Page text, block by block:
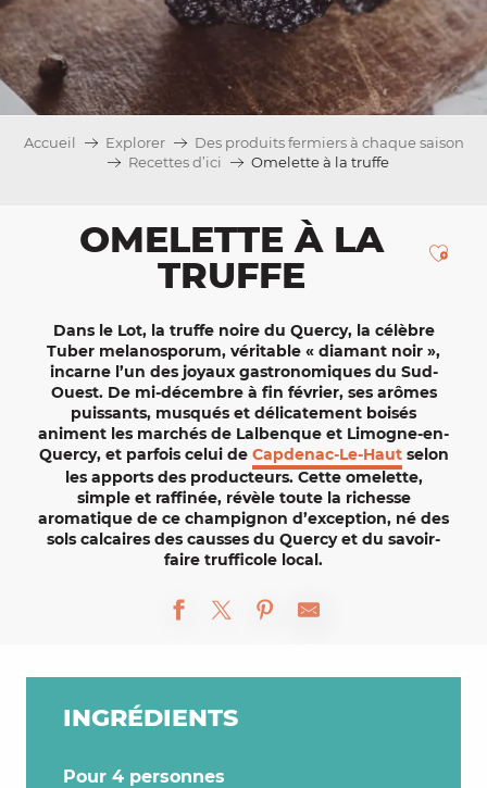
Accueil Explorer
Des produits fermiers à chaque saison
Recettes d’ici
Omelette à la truffe
OMELETTE À LA
TRUFFE
Dans le Lot, la truffe noire du Quercy, la célèbre
Tuber melanosporum, véritable « diamant noir »,
incarne l’un des joyaux gastronomiques du Sud-
Ouest. De mi-décembre à fin février, ses arômes
puissants, musqués et délicatement boisés
animent les marchés de Lalbenque et Limogne-en-
Quercy, et parfois celui de Capdenac-Le-Hautselon
les apports des producteurs. Cette omelette,
simple et raffinée, révèle toute la richesse
aromatique de ce champignon d’exception, né des
sols calcaires des causses du Quercy et du savoir-
faire trufficole local.
INGRÉDIENTS
Pour 4 personnes